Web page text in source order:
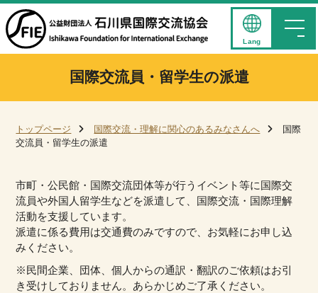
Lang
国際交流員・留学生の派遣
トップページ 国際交流・理解に関心のあるみなさんへ
国際
交流員・留学生の派遣
市町・公民館・国際交流団体等が行うイベント等に国際交
流員や外国人留学生などを派遣して、国際交流・国際理解
活動を支援しています。
派遣に係る費用は交通費のみですので、お気軽にお申し込
みください。
※民間企業、団体、個人からの通訳・翻訳のご依頼はお引
き受けしておりません。あらかじめご了承ください。